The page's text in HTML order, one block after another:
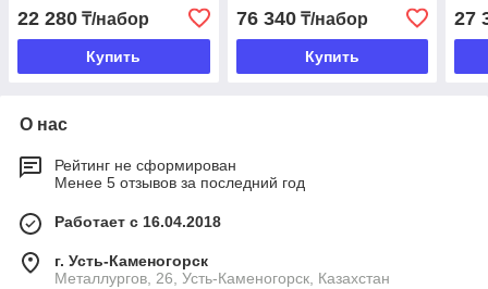
22 280 ₸/набор
Купить
76 340₸/набор
Купить
27
О нас
Рейтинг не сформирован
Менее 5 отзывов за последний год
Работает с 16.04.2018
г. Усть-Каменогорск
Металлургов, 26, Усть-Каменогорск, Казахстан